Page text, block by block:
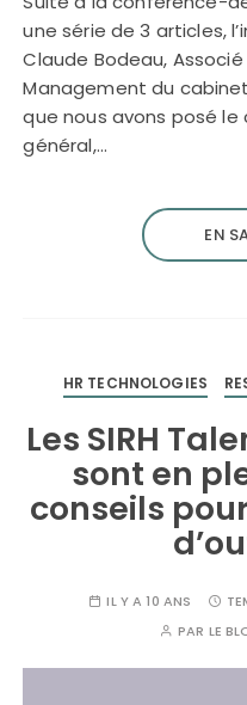
une série de 3 articles,
Claude Bodeau,
Management du
que nous avons posé
général,…
EN
HR TECHNOLOGIES
Les SIRH
sont en
conseils
IL Y A 10 ANS
PAR LE